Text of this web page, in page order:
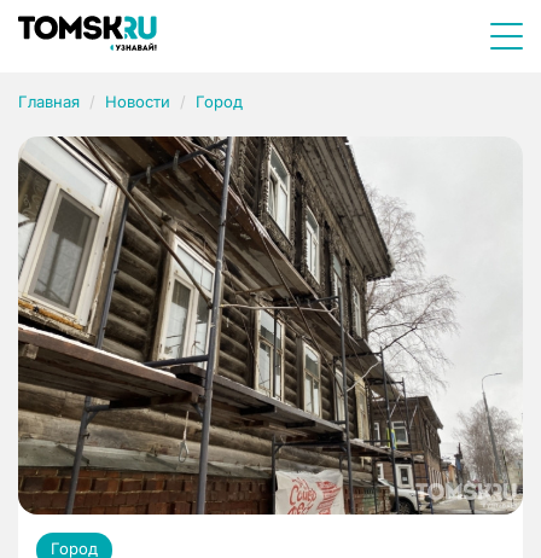
Главная Новости Город
Город